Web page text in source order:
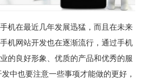
机在最近几年发展迅猛，而且在未来
机网站开发也在逐渐流行，通过手机
的良好形象、优质的产品和优秀的服
中也要注意一些事项才能做的更好，